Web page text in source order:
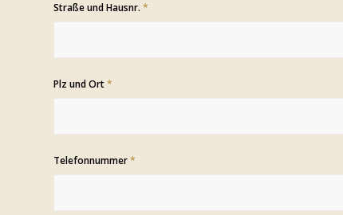
Straße und Hausnr. *
Plz und Ort*
Telefonnummer*